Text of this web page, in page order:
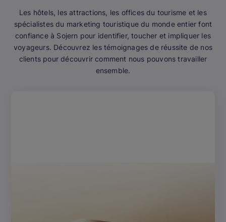
Les hôtels, les attractions, les offices du tourisme et les
spécialistes du marketing touristique du monde entier font
confiance à Sojern pour identifier, toucher et impliquer les
voyageurs. Découvrez les témoignages de réussite de nos
clients pour découvrir comment nous pouvons travailler
ensemble.